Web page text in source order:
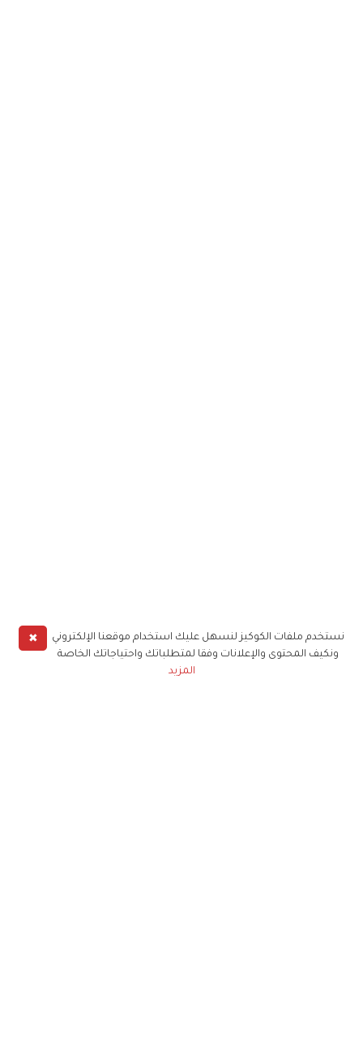
✖
نستخدم ملفات الكوكيز لنسهل عليك استخدام موقعنا الإلكتروني
ونكيف المحتوى والإعلانات وفقا لمتطلباتك واحتياجاتك الخاصة
المزيد